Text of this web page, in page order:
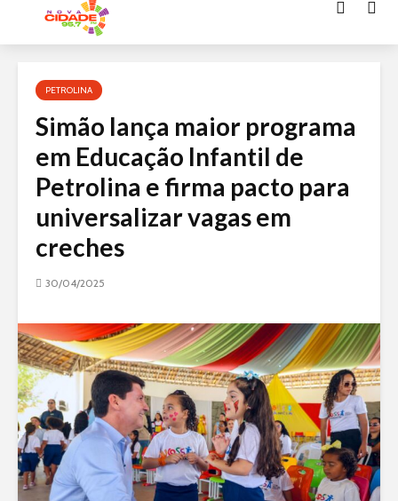
Acessar
conteúdoPETROLINA
Simão lança maior programa
em Educação Infantil de
Petrolina e firma pacto para
universalizar vagas em
creches
30/04/2025